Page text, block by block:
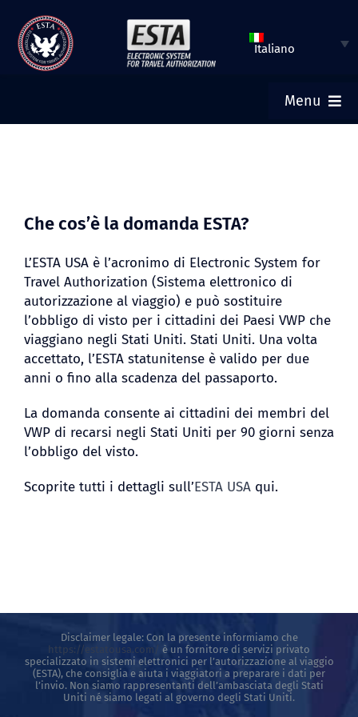
contenuto
Italiano
Menu
VISTO TURISTICO
AIUTO
BLOG
Che cos’è la domanda ESTA?
L’ESTA USA è l’acronimo di Electronic System for
Travel Authorization (Sistema elettronico di
autorizzazione al viaggio) e può sostituire
l’obbligo di visto per i cittadini dei Paesi VWP che
viaggiano negli Stati Uniti. Stati Uniti. Una volta
accettato, l’ESTA statunitense è valido per due
anni o fino alla scadenza del passaporto.
La domanda consente ai cittadini dei membri del
VWP di recarsi negli Stati Uniti per 90 giorni senza
l’obbligo del visto.
Scoprite tutti i dettagli sull’ESTA USAqui.
Disclaimer legale: Con la presente informiamo che
https://estatousa.com/
è un fornitore di servizi privato
specializzato in sistemi elettronici per l’autorizzazione al viaggio
(ESTA), che consiglia e aiuta i viaggiatori a preparare i dati per
l’invio. Non siamo rappresentanti dell’ambasciata degli Stati
Uniti né siamo legati al governo degli Stati Uniti.